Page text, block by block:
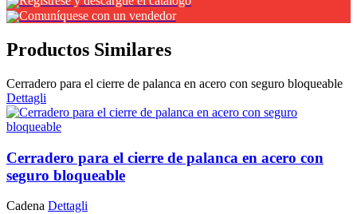
Comuníquese con un vendedor
Productos Similares
Cerradero para el cierre de palanca en acero con seguro bloqueable
Dettagli
Cerradero para el cierre de palanca en acero con
seguro bloqueable
Cadena Dettagli